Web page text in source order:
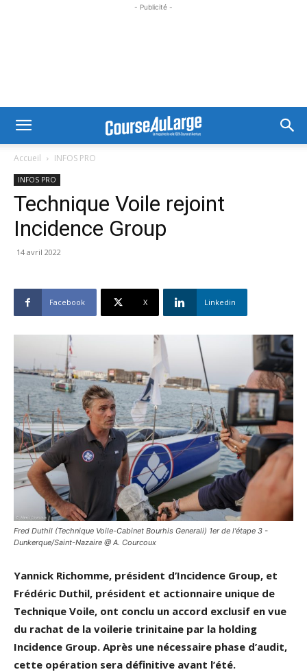
- Publicité -
Accueil INFOS PRO
INFOS PRO
Technique Voile rejoint
Incidence Group
14 avril 2022
Facebook X Linkedin
Fred Duthil (Technique Voile-Cabinet Bourhis Generali) 1er de l'étape 3 -
Dunkerque/Saint-Nazaire @ A. Courcoux
Yannick Richomme, président d’Incidence Group, et
Frédéric Duthil, président et actionnaire unique de
Technique Voile, ont conclu un accord exclusif en vue
du rachat de la voilerie trinitaine par la holding
Incidence Group. Après une nécessaire phase d’audit,
cette opération sera définitive avant l’été.